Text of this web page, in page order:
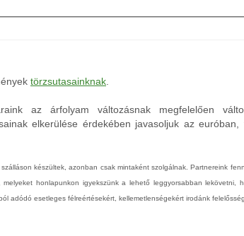
törzsutasainknak.
az árfolyam változásnak megfelelően
elkerülése érdekében javasoljuk az
készültek, azonban csak mintaként szolgálnak. Partnereink
honlapunkon igyekszünk a lehető leggyorsabban lekövetni,
adódó esetleges félreértésekért, kellemetlenségekért irodánk